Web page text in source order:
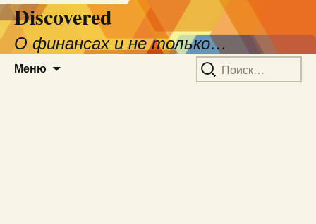
Discovered
О финансах и не только…
Меню Найти: